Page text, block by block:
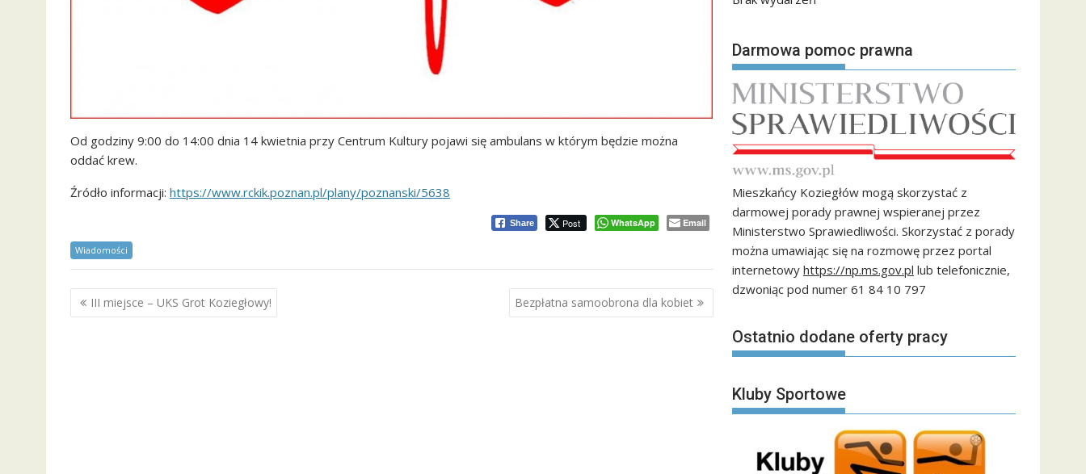
Od godziny 9:00 do 14:00 dnia 14 kwietnia przy Centrum Kultury pojawi się ambulans w którym będzie można
oddać krew.
Źródło informacji: https://www.rckik.poznan.pl/plany/poznanski/5638
Share Post WhatsApp Email
Wiadomości
Nawigacja
wpisu
III miejsce – UKS Grot Koziegłowy! Bezpłatna samoobrona dla kobiet
Darmowa pomoc prawna
Mieszkańcy Koziegłów mogą skorzystać z
darmowej porady prawnej wspieranej przez
Ministerstwo Sprawiedliwości. Skorzystać z porady
można umawiając się na rozmowę przez portal
internetowy https://np.ms.gov.pl lub telefonicznie,
dzwoniąc pod numer 61 84 10 797
Ostatnio dodane oferty pracy
Kluby Sportowe